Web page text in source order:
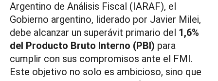
Argentino de Análisis Fiscal (IARAF), el
Gobierno argentino, liderado por Javier Milei,
debe alcanzar un superávit primario del 1,6%
del Producto Bruto Interno (PBI) para
cumplir con sus compromisos ante el FMI.
Este objetivo no solo es ambicioso, sino que